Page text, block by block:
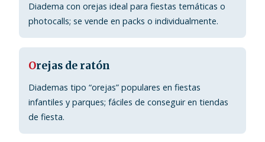
Diadema con orejas ideal para fiestas temáticas o
photocalls; se vende en packs o individualmente.
Orejas de ratón
Diademas tipo “orejas” populares en fiestas
infantiles y parques; fáciles de conseguir en tiendas
de fiesta.